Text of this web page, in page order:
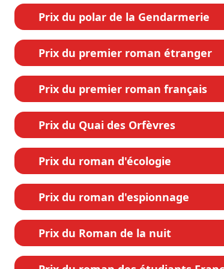
Prix du polar de la Gendarmerie
Prix du premier roman étranger
Prix du premier roman français
Prix du Quai des Orfèvres
Prix du roman d'écologie
Prix du roman d'espionnage
Prix du Roman de la nuit